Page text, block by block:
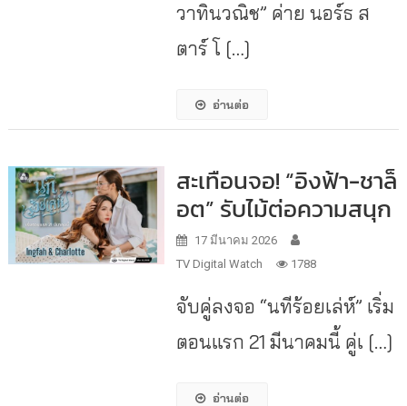
วาทินวณิช” ค่าย นอร์ธ ส
ตาร์ โ […]
อ่านต่อ
สะเทือนจอ! “อิงฟ้า-ชาล็
อต” รับไม้ต่อความสนุก
17 มีนาคม 2026
TV Digital Watch
1788
จับคู่ลงจอ “นทีร้อยเล่ห์” เริ่ม
ตอนแรก 21 มีนาคมนี้ คู่เ […]
อ่านต่อ